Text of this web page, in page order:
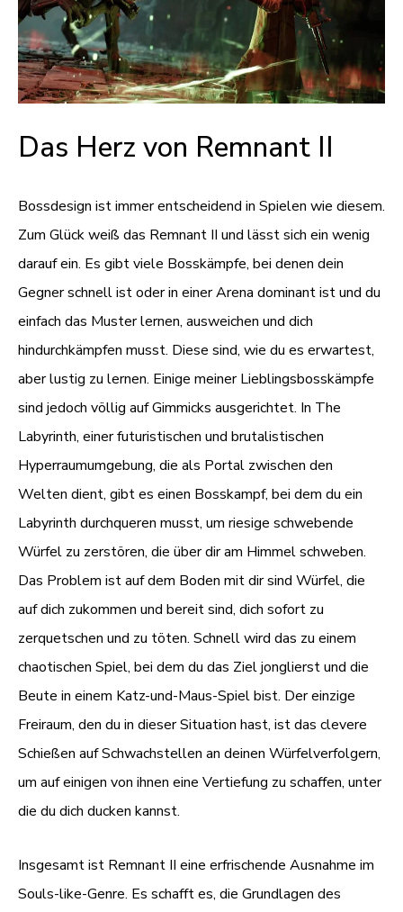
Das Herz von Remnant II
Bossdesign ist immer entscheidend in Spielen wie diesem.
Zum Glück weiß das Remnant II und lässt sich ein wenig
darauf ein. Es gibt viele Bosskämpfe, bei denen dein
Gegner schnell ist oder in einer Arena dominant ist und du
einfach das Muster lernen, ausweichen und dich
hindurchkämpfen musst. Diese sind, wie du es erwartest,
aber lustig zu lernen. Einige meiner Lieblingsbosskämpfe
sind jedoch völlig auf Gimmicks ausgerichtet. In The
Labyrinth, einer futuristischen und brutalistischen
Hyperraumumgebung, die als Portal zwischen den
Welten dient, gibt es einen Bosskampf, bei dem du ein
Labyrinth durchqueren musst, um riesige schwebende
Würfel zu zerstören, die über dir am Himmel schweben.
Das Problem ist auf dem Boden mit dir sind Würfel, die
auf dich zukommen und bereit sind, dich sofort zu
zerquetschen und zu töten. Schnell wird das zu einem
chaotischen Spiel, bei dem du das Ziel jonglierst und die
Beute in einem Katz-und-Maus-Spiel bist. Der einzige
Freiraum, den du in dieser Situation hast, ist das clevere
Schießen auf Schwachstellen an deinen Würfelverfolgern,
um auf einigen von ihnen eine Vertiefung zu schaffen, unter
die du dich ducken kannst.
Insgesamt ist Remnant II eine erfrischende Ausnahme im
Souls-like-Genre. Es schafft es, die Grundlagen des